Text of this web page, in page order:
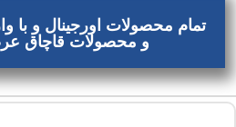
تمام محصولات اورجینال و با
و محصولات قاچاق